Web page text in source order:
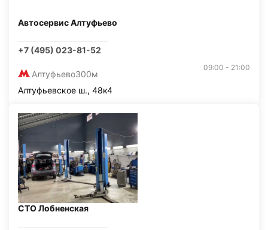
Автосервис Алтуфьево
+7 (495) 023-81-52
Алтуфьево300м
09:00 - 21:00
Алтуфьевское ш., 48к4
СТО Лобненская